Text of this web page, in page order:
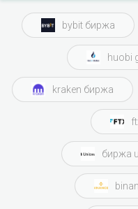
bybit биржа
huobi
kraken биржа
биржа